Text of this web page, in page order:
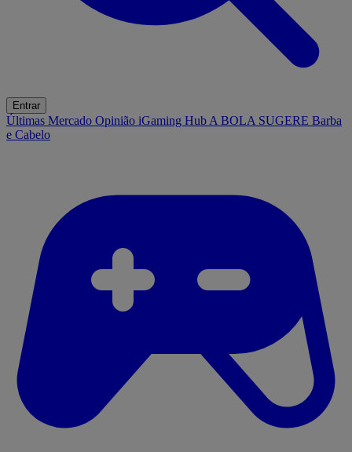
Entrar
Últimas Mercado Opinião iGaming Hub A BOLA SUGERE Barba
e Cabelo